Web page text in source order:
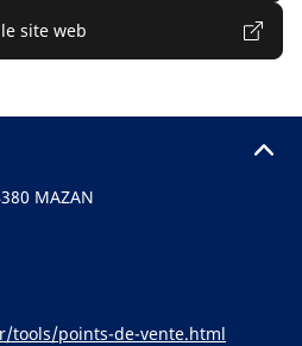
site web
MAZAN
tools/points-de-vente.html